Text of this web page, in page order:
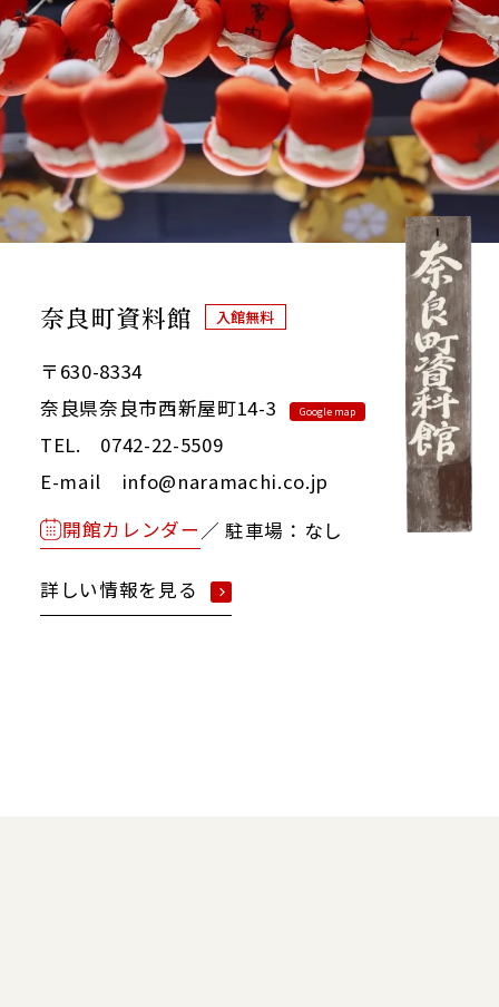
奈良町資料館 入館無料
〒630-8334
奈良県奈良市西新屋町14-3
Google map
TEL. 0742-22-5509
E-mail info@naramachi.co.jp
開館カレンダー／ 駐車場：なし
詳しい情報を見る